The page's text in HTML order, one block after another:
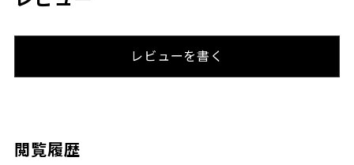
レビューを書く
閲覧履歴